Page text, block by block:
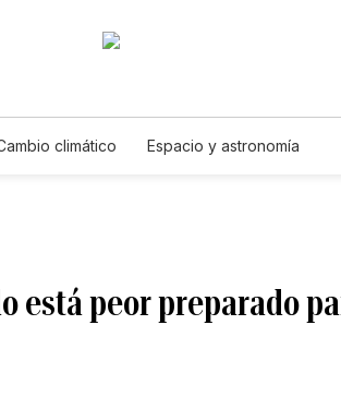
climático Espacio y astronomía
está peor preparado